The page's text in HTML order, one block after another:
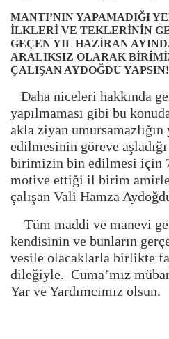
MANTI’NIN YAPAMADIĞI
İLKLERİ VE TEKLERİNİN
GEÇEN YIL HAZİRAN
ARALIKSIZ OLARAK
ÇALIŞAN AYDOĞDU YAPSIN!
Daha niceleri hakkında
yapılmaması gibi bu
akla ziyan umursamazlığın
edilmesinin göreve
birimizin bin edilmesi için
motive ettiği il birim
çalışan Vali Hamza
Tüm maddi ve manevi
kendisinin ve bunların
vesile olacaklarla birlikte
dileğiyle. Cuma’mız
Yar ve Yardımcımız olsun.